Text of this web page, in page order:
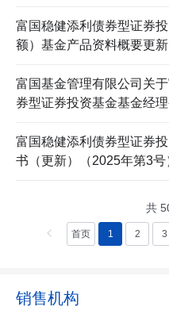
富国稳健添利债券型证券
额）基金产品资料概要更新
富国基金管理有限公司关
券型证券投资基金基金经
富国稳健添利债券型证券
书（更新）（2025年第3号
共
首页 1 2 3
销售机构